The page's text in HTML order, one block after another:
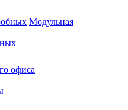
Модульная
офиса